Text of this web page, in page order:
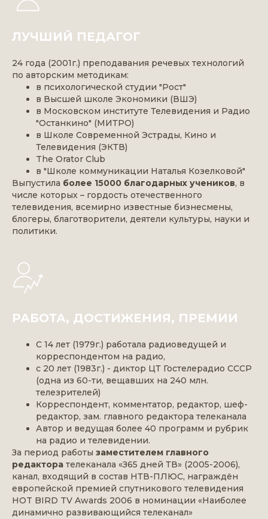
ЛУЧШИЙ ПЕДАГОГ
24 года (2001г.) преподавания речевых технологий
по авторским методикам:
в психологической студии "Рост"
в Высшей школе Экономики (ВШЭ)
в Московском институте Телевидения и Радио
"Останкино" (МИТРО)
в Школе Современной Эстрады, Кино и
Телевидения (ЭКТВ)
The Orator Club
в "Школе коммуникации Наталья Козелковой"
Выпустила более 15000 благодарных учеников, в
числе которых – гордость отечественного
телевидения, всемирно известные бизнесмены,
блогеры, благотворители, деятели культуры, науки и
политики.
РАБОТА, ДОСТИЖЕНИЯ, ПРЕМИИ
С 14 лет (1979г.) работала радиоведущей и
корреспондентом на радио,
с 20 лет (1983г.) - диктор ЦТ Гостелерадио СССР
(одна из 60-ти, вещавших на 240 млн.
телезрителей)
Корреспондент, комментатор, редактор, шеф-
редактор, зам. главного редактора телеканала
Автор и ведущая более 40 программ и рубрик
на радио и телевидении.
За период работы заместителем главного
редактора телеканала «З65 дней ТВ» (2005-2006),
канал, входящий в состав НТВ-ПЛЮС, награждён
европейской премией спутникового телевидения
HOT BIRD TV Awards 2006 в номинации «Наиболее
динамично развивающийся телеканал»